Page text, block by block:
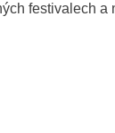
festivalech